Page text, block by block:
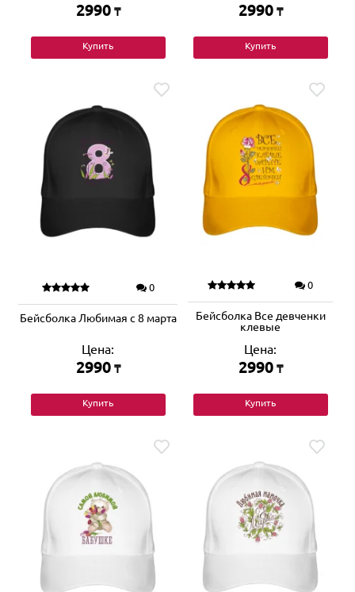
2990 ₸
Купить
2990 ₸
Купить
0
Бейсболка Любимая с 8 марта
Цена:
2990 ₸
Купить
0
Бейсболка Все девченки
клевые
Цена:
2990 ₸
Купить